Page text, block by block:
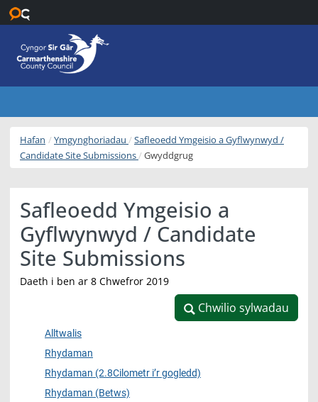
Hafan Ymgynghoriadau
Safleoedd Ymgeisio a Gyflwynwyd /
Candidate Site Submissions
Gwyddgrug
Safleoedd Ymgeisio a
Gyflwynwyd / Candidate
Site Submissions
Daeth i ben ar 8 Chwefror 2019
Chwilio sylwadau
Chwilio sylwadau
Alltwalis
Rhydaman
Rhydaman (2.8Cilometr i’r gogledd)
Rhydaman (Betws)